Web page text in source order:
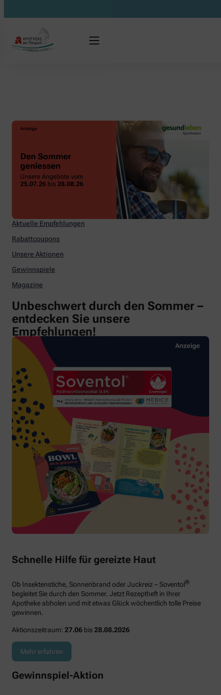
Aktuelle Empfehlungen
Rabattcoupons
Unsere Aktionen
Gewinnspiele
Magazine
Unbeschwert durch den Sommer –
entdecken Sie unsere
Empfehlungen!
Schnelle Hilfe für gereizte Haut
Ob Insektenstiche, Sonnenbrand oder Juckreiz – Soventol®
begleitet Sie durch den Sommer. Jetzt Rezeptheft in Ihrer
Apotheke abholen und mit etwas Glück wöchentlich tolle Preise
gewinnen.
Aktionszeitraum: 27.06 bis 28.08.2026
Mehr erfahren
Gewinnspiel-Aktion